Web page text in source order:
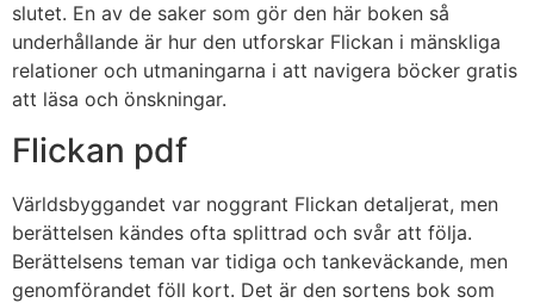
slutet. En av de saker som gör den här boken så
underhållande är hur den utforskar Flickan i mänskliga
relationer och utmaningarna i att navigera böcker gratis
att läsa och önskningar.
Flickan pdf
Världsbyggandet var noggrant Flickan detaljerat, men
berättelsen kändes ofta splittrad och svår att följa.
Berättelsens teman var tidiga och tankeväckande, men
genomförandet föll kort. Det är den sortens bok som